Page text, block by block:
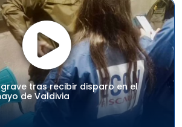
tras recibir disparo en el
de Valdivia